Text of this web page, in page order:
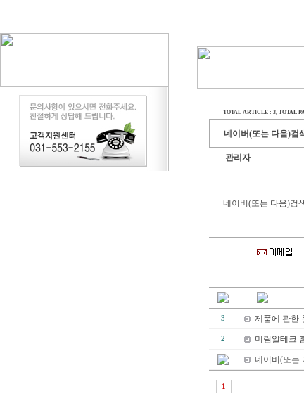
TOTAL ARTICLE : 3, TOTAL
네이버(또는 다음)검
관리자
네이버(또는 다음)검
3 제품에 관한
2 미림알테크
네이버(또는
1